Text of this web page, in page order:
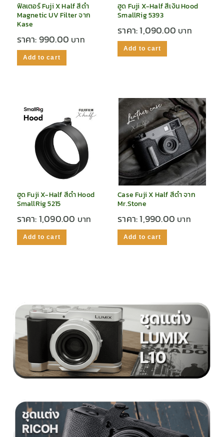
ฟิลเตอร์ Fuji X Half สีดำ
Magnetic UV Filter จาก
Kase
ราคา:990.00
Add to cart
ฮูด Fuji X-Half สีเงิน Hood
SmallRig 5393
ราคา:1,090.00
Add to cart
ฮูด Fuji X-Half สีดำ Hood
SmallRig 5215
ราคา:1,090.00
Add to cart
Case Fuji X Half สีดำ จาก
Mr.Stone
ราคา:1,990.00
Add to cart